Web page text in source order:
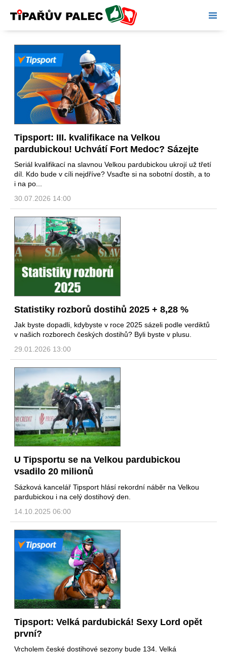
Tipařův palec
Tipsport: III. kvalifikace na Velkou
pardubickou! Uchvátí Fort Medoc? Sázejte
Seriál kvalifikací na slavnou Velkou pardubickou ukrojí už třetí
díl. Kdo bude v cíli nejdříve? Vsaďte si na sobotní dostih, a to
i na po...
30.07.2026 14:00
Statistiky rozborů dostihů 2025 + 8,28 %
Jak byste dopadli, kdybyste v roce 2025 sázeli podle verdiktů
v našich rozborech českých dostihů? Byli byste v plusu.
29.01.2026 13:00
U Tipsportu se na Velkou pardubickou
vsadilo 20 milionů
Sázková kancelář Tipsport hlásí rekordní náběr na Velkou
pardubickou i na celý dostihový den.
14.10.2025 06:00
Tipsport: Velká pardubická! Sexy Lord opět
první?
Vrcholem české dostihové sezony bude 134. Velká